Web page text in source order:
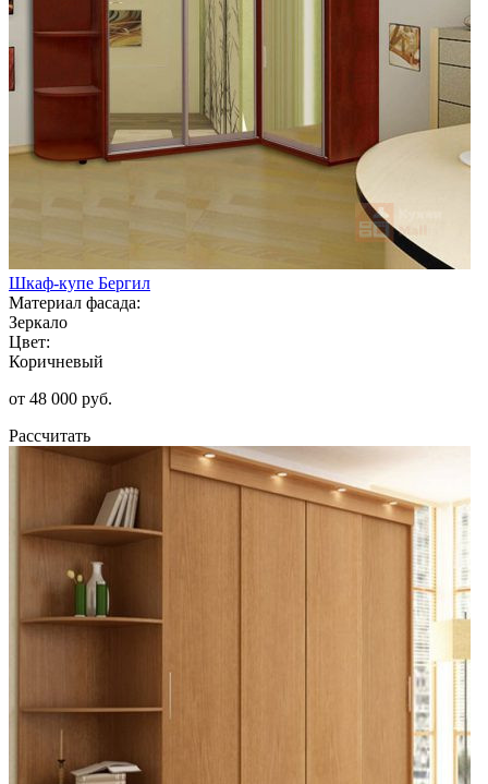
Шкаф-купе Бергил
Материал фасада:
Зеркало
Цвет:
Коричневый
от 48 000 руб.
Рассчитать